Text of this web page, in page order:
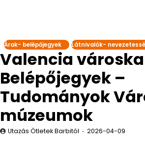
Árak- belépőjegyek Látnivalók-
Valencia
Belépőjegyek –
Tudományok
múzeumok
Utazás Ötletek Barbitól 2026-04-09